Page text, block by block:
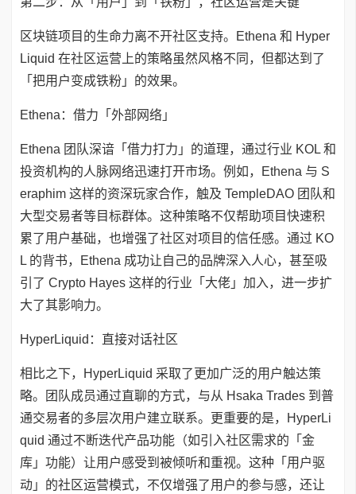
区块链项目的生命力离不开社区支持。Ethena 和 Hyper
Liquid 在社区运营上的策略虽然风格不同，但都达到了
「把用户变成铁粉」的效果。
Ethena：借力「外部网络」
Ethena 团队深谙「借力打力」的道理，通过行业 KOL 和
投资机构的人脉网络迅速打开市场。例如，Ethena 与 S
eraphim 这样的资深玩家合作，触及 TempleDAO 团队和
大型交易者等目标群体。这种策略不仅帮助项目快速积
累了用户基础，也增强了社区对项目的信任感。通过 KO
L 的背书，Ethena 成功让自己的品牌深入人心，甚至吸
引了 Crypto Hayes 这样的行业「大佬」加入，进一步扩
大了其影响力。
HyperLiquid：直接对话社区
相比之下，HyperLiquid 采取了更加广泛的用户触达策
略。团队成员通过直聊的方式，与从 Hsaka Trades 到普
通交易者的多层次用户建立联系。更重要的是，HyperLi
quid 通过不断迭代产品功能（如引入社区需求的「金
库」功能）让用户感受到被倾听和重视。这种「用户驱
动」的社区运营模式，不仅增强了用户的参与感，还让